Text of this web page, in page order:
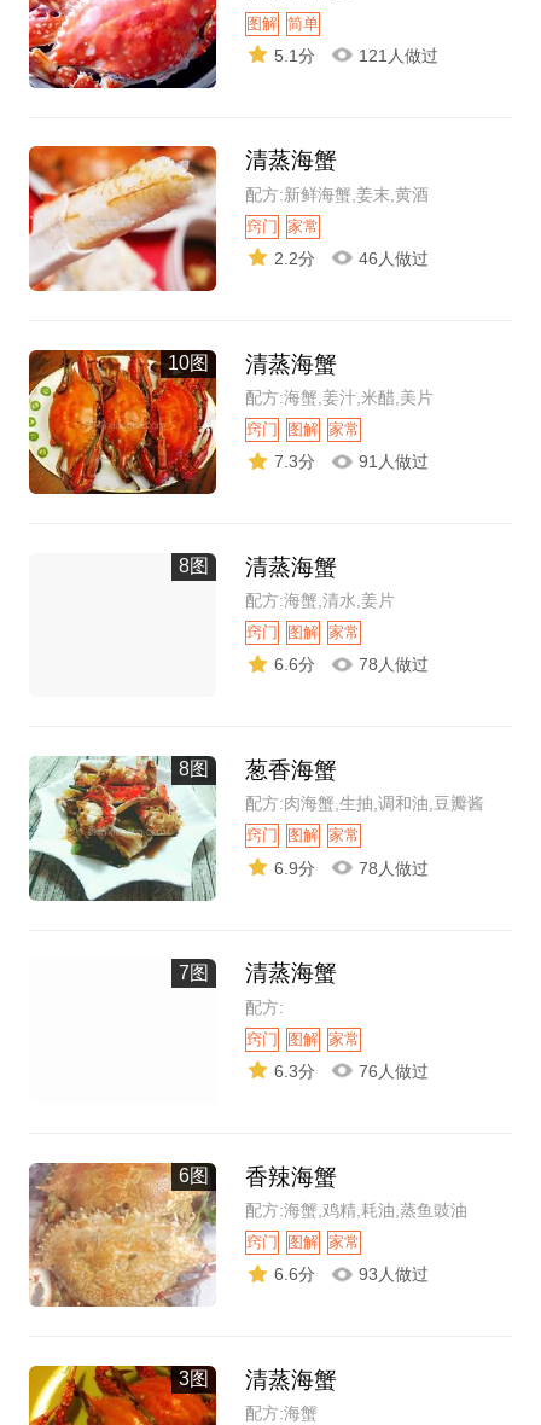
图解 简单
5.1分 121人做过
清蒸海蟹
配方:新鲜海蟹,姜末,黄酒
窍门 家常
2.2分 46人做过
10图 清蒸海蟹
配方:海蟹,姜汁,米醋,美片
窍门 图解 家常
7.3分 91人做过
8图 清蒸海蟹
配方:海蟹,清水,姜片
窍门 图解 家常
6.6分 78人做过
8图 葱香海蟹
配方:肉海蟹,生抽,调和油,豆瓣酱
窍门 图解 家常
6.9分 78人做过
7图 清蒸海蟹
配方:
窍门 图解 家常
6.3分 76人做过
6图 香辣海蟹
配方:海蟹,鸡精,耗油,蒸鱼豉油
窍门 图解 家常
6.6分 93人做过
3图 清蒸海蟹
配方:海蟹